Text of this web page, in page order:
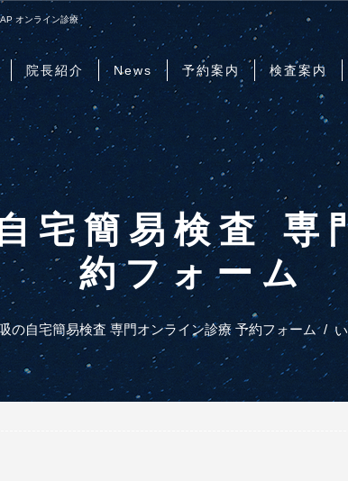
オンライン診療
院長紹介 News 予約案内 検査案内
宅簡易検査
約フォーム
の自宅簡易検査 専門オンライン診療 予約フォーム /